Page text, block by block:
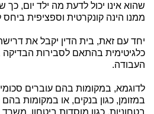
שהוא אינו יכול לדעת מה ילד יום,
ממנו הינה קונקרטית וספציפית
יחד עם זאת, בית הדין יקבל את
כלגיטימית בהתאם לסבירות הבדיקה
העבודה.
לדוגמא, במקומות בהם עוברים
במזומן, כגון בנקים, או במקומות בהם
בטחוניות, כגון מוסדות ביטחון,